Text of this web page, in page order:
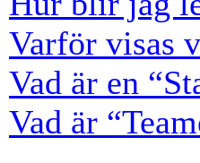
Varför visas
Vad är en
Vad är